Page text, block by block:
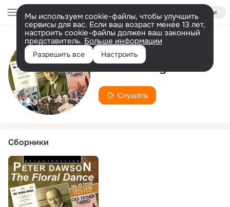
Войти
Мы используем cookie-файлы, чтобы улучшить
сервисы для вас. Если ваш возраст менее 13 лет,
настроить cookie-файлы должен ваш законный
представитель. Больше информации
Разрешить все Настроить
Исполнитель
Carlton Fay
Слушать
Сборники